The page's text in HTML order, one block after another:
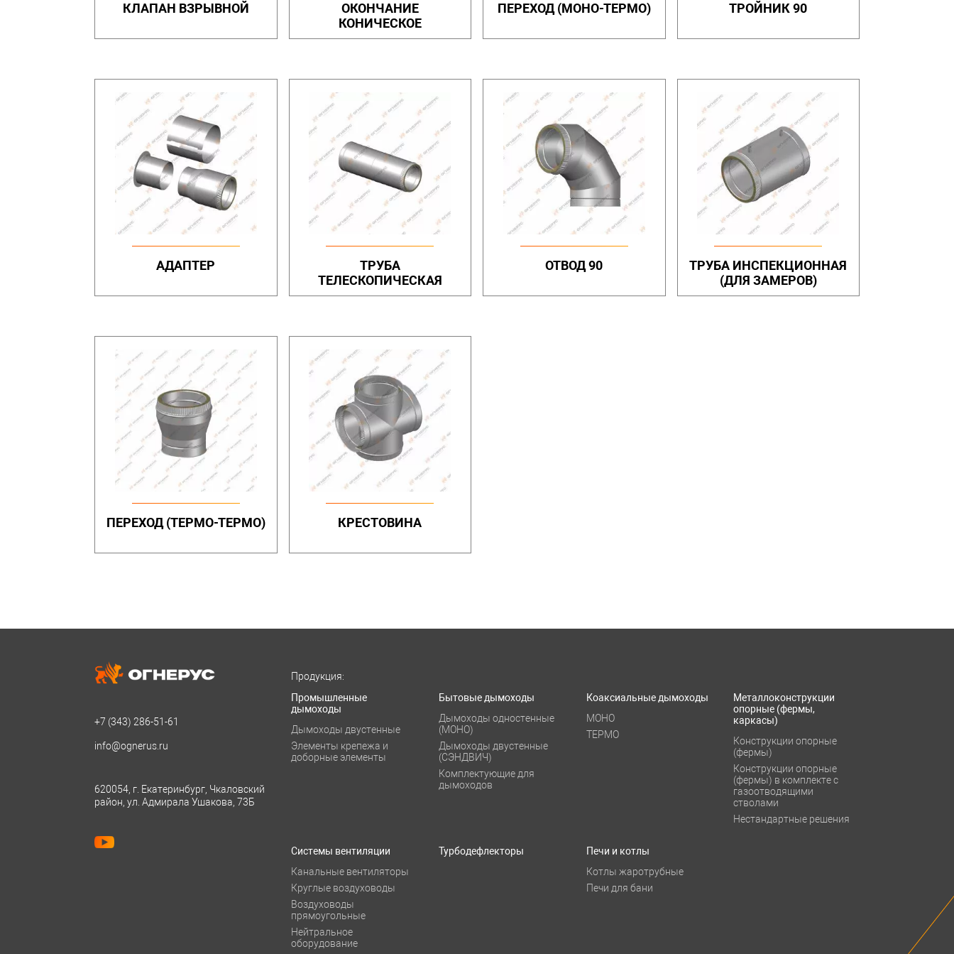
КЛАПАН ВЗРЫВНОЙ
ОКОНЧАНИЕ
КОНИЧЕСКОЕ
ПЕРЕХОД (МОНО-ТЕРМО) ТРОЙНИК 90
АДАПТЕР
ТРУБА
ТЕЛЕСКОПИЧЕСКАЯ
ОТВОД 90
ТРУБА ИНСПЕКЦИОННАЯ
(ДЛЯ ЗАМЕРОВ)
ПЕРЕХОД (ТЕРМО-ТЕРМО) КРЕСТОВИНА
+7 (343) 286-51-61
info@ognerus.ru
620054, г. Екатеринбург, Чкаловский
район, ул. Адмирала Ушакова, 73Б
Продукция:
Промышленные
дымоходы
Дымоходы двустенные
Элементы крепежа и
доборные элементы
Бытовые дымоходы
Дымоходы одностенные
(МОНО)
Дымоходы двустенные
(СЭНДВИЧ)
Комплектующие для
дымоходов
Коаксиальные дымоходы
МОНО
ТЕРМО
Металлоконструкции
опорные (фермы,
каркасы)
Конструкции опорные
(фермы)
Конструкции опорные
(фермы) в комплекте с
газоотводящими
стволами
Нестандартные решения
Системы вентиляции
Канальные вентиляторы
Круглые воздуховоды
Воздуховоды
прямоугольные
Нейтральное
оборудование
Турбодефлекторы
Печи и котлы
Котлы жаротрубные
Печи для бани